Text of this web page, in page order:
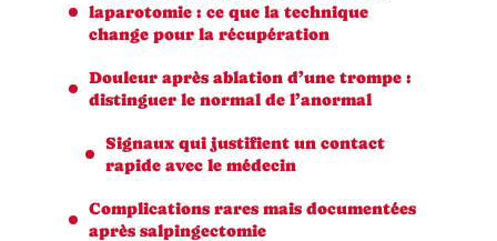
laparotomie : ce que la technique
change pour la récupération
Douleur après ablation d’une trompe :
distinguer le normal de l’anormal
Signaux qui justifient un contact
rapide avec le médecin
Complications rares mais documentées
après salpingectomie